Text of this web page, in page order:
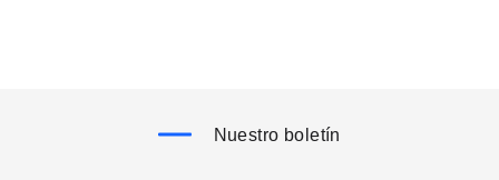
Nuestro boletín